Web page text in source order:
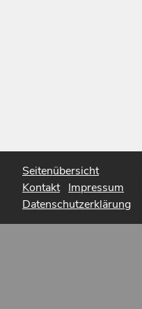
Seitenübersicht
Kontakt Impressum
Datenschutzerklärung